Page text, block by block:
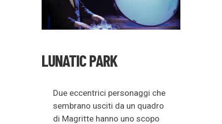
LUNATIC PARK
Due eccentrici personaggi che
sembrano usciti da un quadro
di Magritte hanno uno scopo